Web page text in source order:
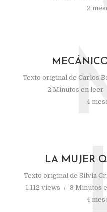
2
Texto original de Carlos
2 Minutos en leer
4
LA MUJER
Texto original de Silvia
1.112 views
3 Minutos
4